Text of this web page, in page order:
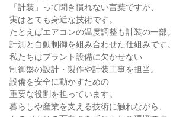
「計装」って聞き慣れない言葉ですが、
実はとても身近な技術です。
たとえばエアコンの温度調整も計装の一部。
計測と自動制御を組み合わせた仕組みです。
私たちはプラント設備に欠かせない
制御盤の設計・製作や計装工事を担当。
設備を安全に動かすための
重要な役割を担っています。
暮らしや産業を支える技術に触れながら、